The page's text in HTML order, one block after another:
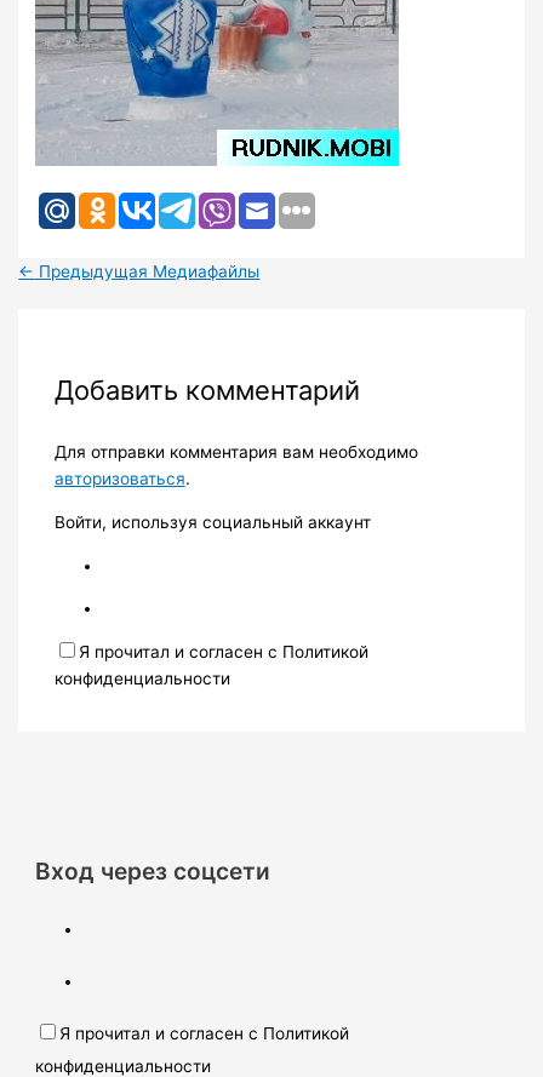
← Предыдущая Медиафайлы
Добавить комментарий
Для отправки комментария вам необходимо
авторизоваться.
Войти, используя социальный аккаунт
Я прочитал и согласен с Политикой
конфиденциальности
Вход через соцсети
Я прочитал и согласен с Политикой
конфиденциальности